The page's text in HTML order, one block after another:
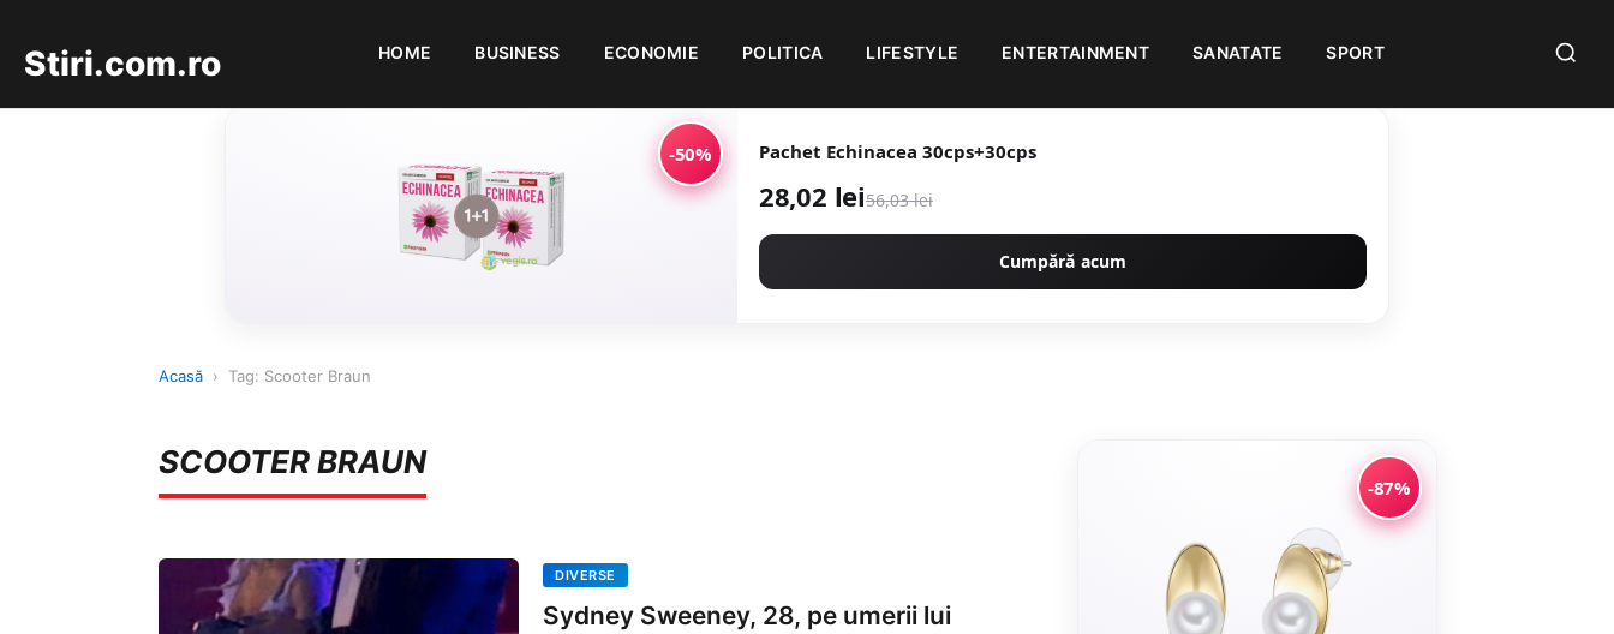
Stiri.com.ro HOME BUSINESS ECONOMIE POLITICA LIFESTYLE ENTERTAINMENT SANATATE SPORT
-50% Pachet Echinacea 30cps+30cps
28,02 lei56,03 lei
Cumpără acum
Acasă › Tag: Scooter Braun
SCOOTER BRAUN
DIVERSE
Sydney Sweeney, 28, pe umerii lui
-87%